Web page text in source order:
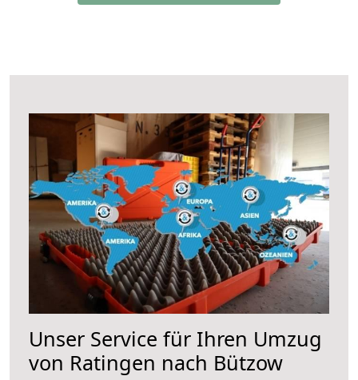
Unser Service für Ihren Umzug
von Ratingen nach Bützow